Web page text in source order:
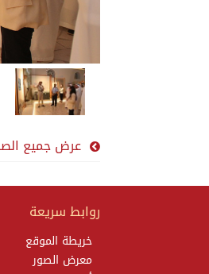
عرض جميع
روابط سريعة
خريطة الموقع
معرض الصور